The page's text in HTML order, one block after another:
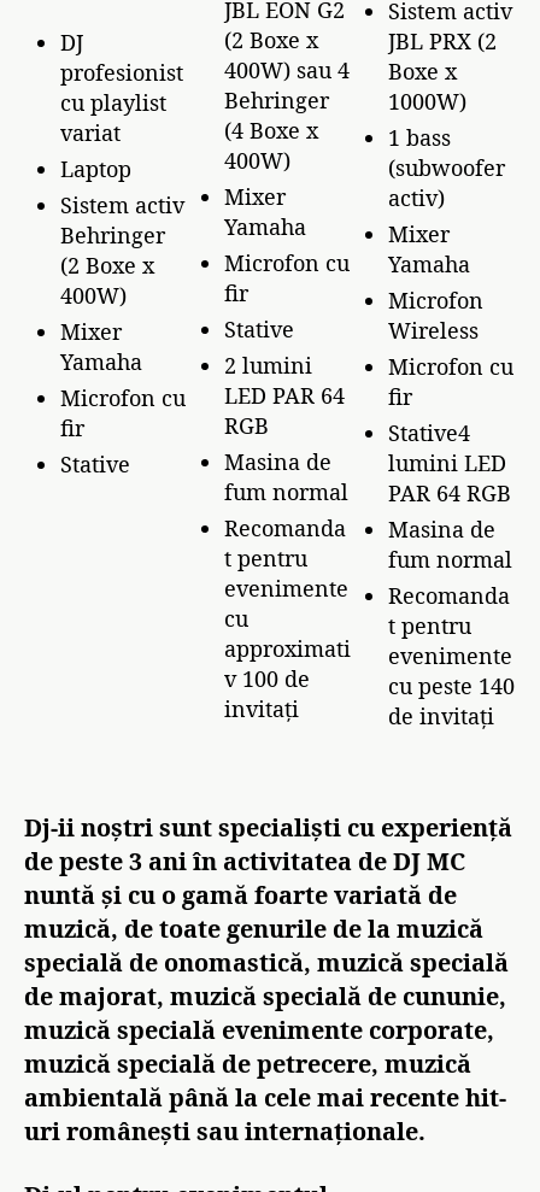
DJ
profesionist
cu playlist
variat
Laptop
Sistem activ
Behringer
(2 Boxe x
400W)
Mixer
Yamaha
Microfon cu
fir
Stative
JBL EON G2
(2 Boxe x
400W) sau 4
Behringer
(4 Boxe x
400W)
Mixer
Yamaha
Microfon cu
fir
Stative
2 lumini
LED PAR 64
RGB
Masina de
fum normal
Recomanda
t pentru
evenimente
cu
approximati
v 100 de
invitați
Sistem activ
JBL PRX (2
Boxe x
1000W)
1 bass
(subwoofer
activ)
Mixer
Yamaha
Microfon
Wireless
Microfon cu
fir
Stative4
lumini LED
PAR 64 RGB
Masina de
fum normal
Recomanda
t pentru
evenimente
cu peste 140
de invitați
Dj-ii noștri sunt specialiști cu experiență
de peste 3 ani în activitatea de DJ MC
nuntă și cu o gamă foarte variată de
muzică, de toate genurile de la muzică
specială de onomastică, muzică specială
de majorat, muzică specială de cununie,
muzică specială evenimente corporate,
muzică specială de petrecere, muzică
ambientală până la cele mai recente hit-
uri românești sau internaționale.